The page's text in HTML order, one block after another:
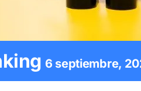
6 septiembre,